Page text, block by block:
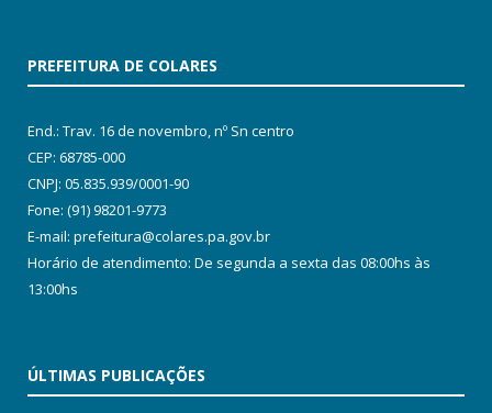
PREFEITURA DE COLARES
End.: Trav. 16 de novembro, nº Sn centro
CEP: 68785-000
CNPJ: 05.835.939/0001-90
Fone: (91) 98201-9773
E-mail: prefeitura@colares.pa.gov.br
Horário de atendimento: De segunda a sexta das 08:00hs às
13:00hs
ÚLTIMAS PUBLICAÇÕES